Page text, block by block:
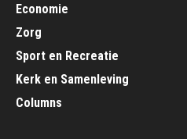
Economie
Zorg
Sport en Recreatie
Kerk en Samenleving
Columns